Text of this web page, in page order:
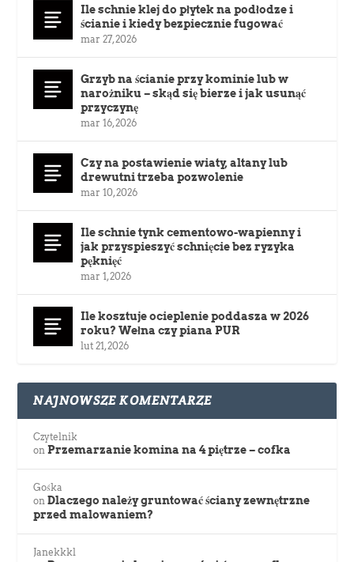
Ile schnie klej do płytek na podłodze i
ścianie i kiedy bezpiecznie fugować
mar 27, 2026
Grzyb na ścianie przy kominie lub w
narożniku – skąd się bierze i jak usunąć
przyczynę
mar 16, 2026
Czy na postawienie wiaty, altany lub
drewutni trzeba pozwolenie
mar 10, 2026
Ile schnie tynk cementowo-wapienny i
jak przyspieszyć schnięcie bez ryzyka
pęknięć
mar 1, 2026
Ile kosztuje ocieplenie poddasza w 2026
roku? Wełna czy piana PUR
lut 21, 2026
NAJNOWSZE KOMENTARZE
Czytelnik
onPrzemarzanie komina na 4 piętrze – cofka
Gośka
onDlaczego należy gruntować ściany zewnętrzne
przed malowaniem?
Janekkkl